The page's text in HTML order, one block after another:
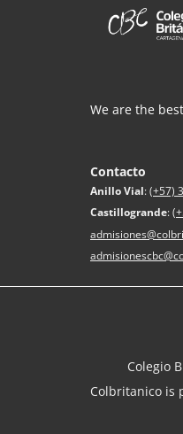
We are the
Contacto
Anillo Vial:(+57)
Castillogrande:
Colegio
Colbritanico is